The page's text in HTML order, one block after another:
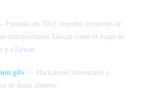
Fundado en 2012, impulsó proyectos de
transformaron Taiwán como el mapa de
y vTaiwan
g0v — Hackatones bimestrales y
de datos abiertos